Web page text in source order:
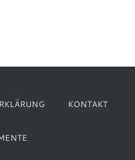
KONTAKT